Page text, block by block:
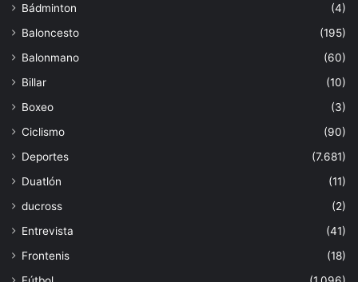
Bádminton
(4)
Baloncesto
(195)
Balonmano
(60)
Billar
(10)
Boxeo
(3)
Ciclismo
(90)
Deportes
(7.681)
Duatlón
(11)
ducross
(2)
Entrevista
(41)
Frontenis
(18)